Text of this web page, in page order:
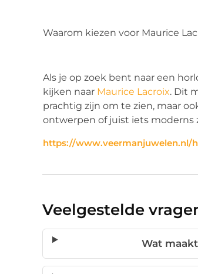
Waarom kiezen voor Maurice
Als je op zoek bent naar een
kijken naar Maurice Lacroix. Dit
prachtig zijn om te zien, maar
ontwerpen of juist iets moderns
https://www.veermanjuwelen.nl/
Veelgestelde
Wat